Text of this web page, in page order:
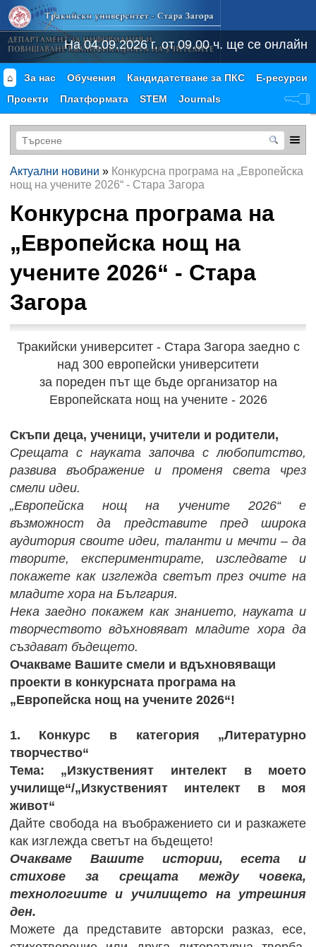
На 04.09.2026 г. от 09.00 ч. ще се онлайн
⌂ За нас Обучения Кандидатстване за ПКС
Е-ресурси
Проекти
Платформата STEM Journals
Актуални новини » Конкурсна програма на „Европейска
нощ на учените 2026“ - Стара Загора
Конкурсна програма на
„Европейска нощ на
учените 2026“ - Стара
Загора
Тракийски университет - Стара Загора заедно с
над 300 европейски университети
за пореден път ще бъде организатор на
Европейската нощ на учените - 2026
Скъпи деца, ученици, учители и родители,
Срещата с науката започва с любопитство,
развива въображение и променя света чрез
смели идеи.
„Европейска нощ на учените 2026“ е
възможност да представите пред широка
аудитория своите идеи, таланти и мечти – да
творите, експериментирате, изследвате и
покажете как изглежда светът през очите на
младите хора на България.
Нека заедно покажем как знанието, науката и
творчеството вдъхновяват младите хора да
създават бъдещето.
Очакваме Вашите смели и вдъхновяващи
проекти в конкурсната програма на
„Европейска нощ на учените 2026“!
1. Конкурс в категория „Литературно
творчество“
Тема: „Изкуственият интелект в моето
училище“/„Изкуственият интелект в моя
живот“
Дайте свобода на въображението си и разкажете
как изглежда светът на бъдещето!
Очакваме Вашите истории, есета и
стихове за срещата между човека,
технологиите и училището на утрешния
ден.
Можете да представите авторски разказ, есе,